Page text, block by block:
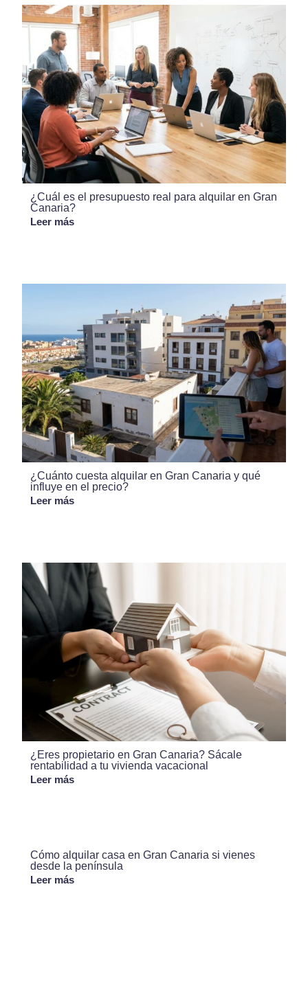
¿Cuál es el presupuesto real para alquilar en Gran
Canaria?
Leer más
¿Cuánto cuesta alquilar en Gran Canaria y qué
influye en el precio?
Leer más
¿Eres propietario en Gran Canaria? Sácale
rentabilidad a tu vivienda vacacional
Leer más
Cómo alquilar casa en Gran Canaria si vienes
desde la península
Leer más